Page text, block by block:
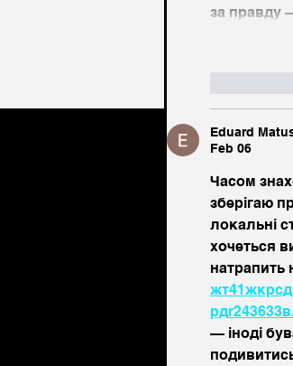
за правду
Eduard
Feb 06
Часом
зберігаю
локальні
хочеться
натрапить
жт41жкрсд
рдr243633
— іноді